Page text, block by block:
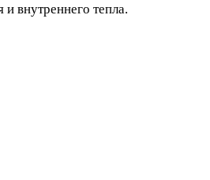
внутреннего тепла.